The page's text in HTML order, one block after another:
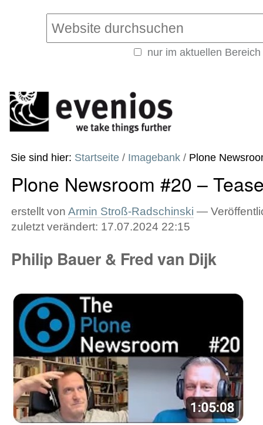
Werkzeuge
Website durchsuchen
nur im aktuellen Bereich
Sie sind hier: Startseite / Imagebank / Plone
Plone Newsroom #20 –
erstellt von Armin Stroß-Radschinski —
zuletzt verändert: 17.07.2024 22:15
Philip Bauer & Fred van Dijk